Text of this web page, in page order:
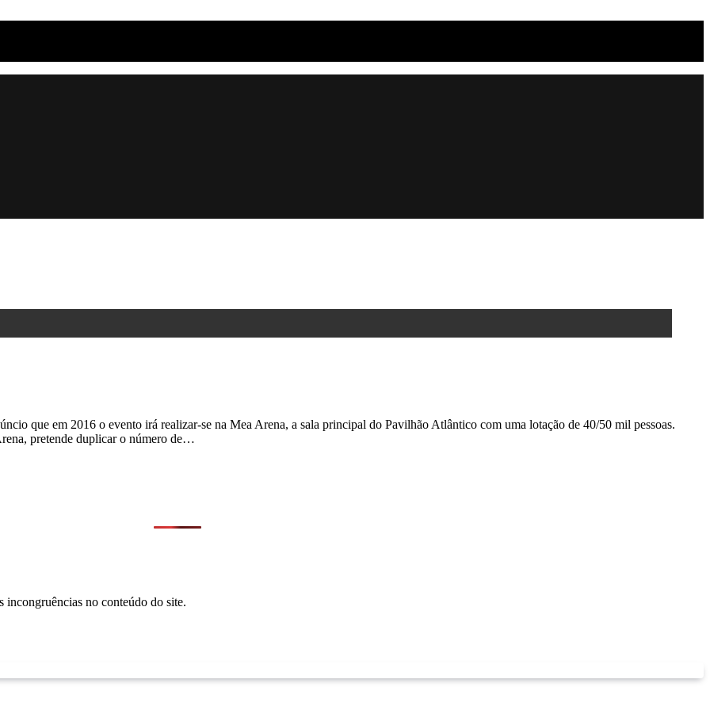
que em 2016 o evento irá realizar-se na Mea Arena, a sala principal do Pavilhão Atlântico com uma lotação de 40/50 mil pessoas.
pretende duplicar o número de…
incongruências no conteúdo do site.